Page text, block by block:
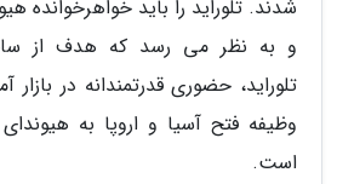
شدند. تلوراید را باید خواهرخوانده
و به نظر می رسد که هدف از
تلوراید، حضوری قدرتمندانه در
وظیفه فتح آسیا و اروپا به
است.